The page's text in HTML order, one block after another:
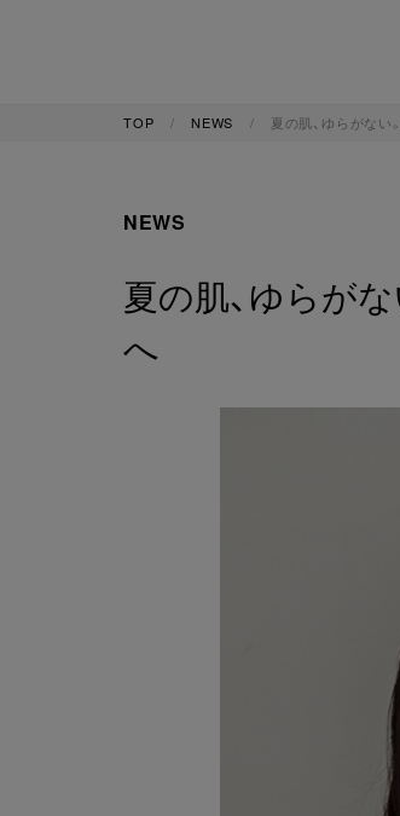
TOP NEWS 夏の肌、ゆらがない
NEWS
夏の肌、ゆらが
へ